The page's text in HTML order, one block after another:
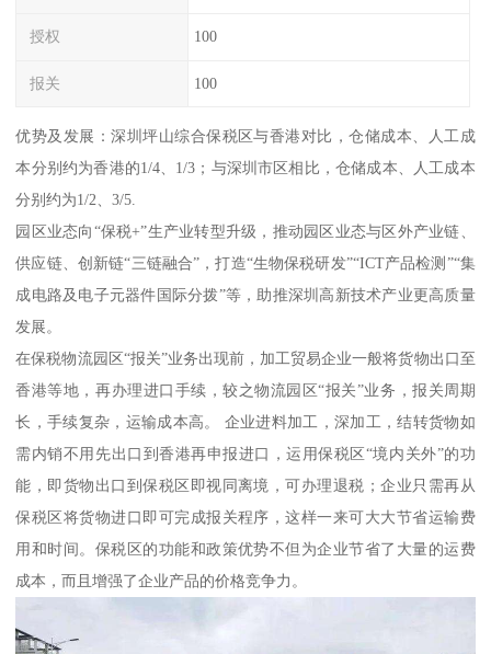
授权 100
报关 100
优势及发展：深圳坪山综合保税区与香港对比，仓储成本、人工成
本分别约为香港的1/4、1/3；与深圳市区相比，仓储成本、人工成本
分别约为1/2、3/5.
园区业态向“保税+”生产业转型升级，推动园区业态与区外产业链、
供应链、创新链“三链融合”，打造“生物保税研发”“ICT产品检测”“集
成电路及电子元器件国际分拨”等，助推深圳高新技术产业更高质量
发展。
在保税物流园区“报关”业务出现前，加工贸易企业一般将货物出口至
香港等地，再办理进口手续，较之物流园区“报关”业务，报关周期
长，手续复杂，运输成本高。 企业进料加工，深加工，结转货物如
需内销不用先出口到香港再申报进口，运用保税区“境内关外”的功
能，即货物出口到保税区即视同离境，可办理退税；企业只需再从
保税区将货物进口即可完成报关程序，这样一来可大大节省运输费
用和时间。保税区的功能和政策优势不但为企业节省了大量的运费
成本，而且增强了企业产品的价格竞争力。